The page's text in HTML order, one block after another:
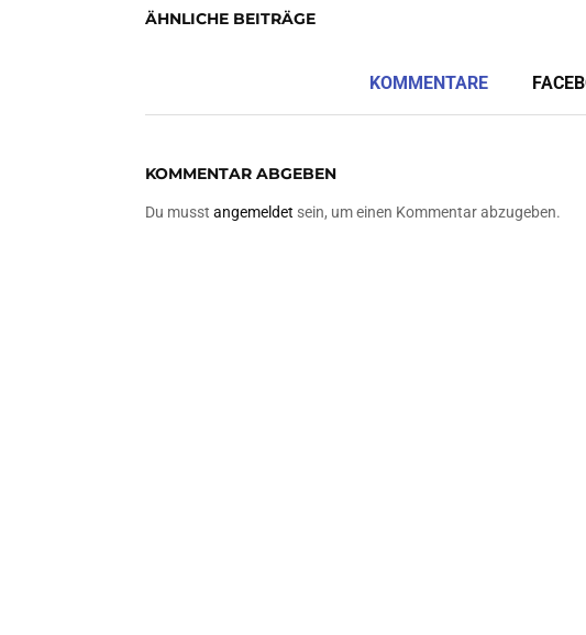
ÄHNLICHE BEITRÄGE
KOMMENTARE
KOMMENTAR ABGEBEN
Du musst angemeldet sein, um einen Kommentar abzugeben.